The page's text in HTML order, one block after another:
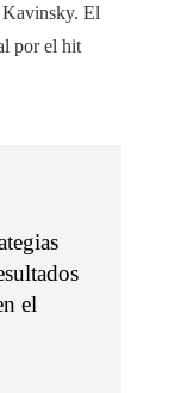
Kavinsky. El
por el hit
el